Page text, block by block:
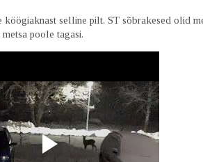
selline pilt. ST sõbrakesed olid
poole tagasi.